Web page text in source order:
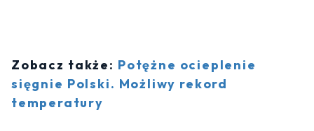
Zobacz także: Potężne ocieplenie
sięgnie Polski. Możliwy rekord
temperatury